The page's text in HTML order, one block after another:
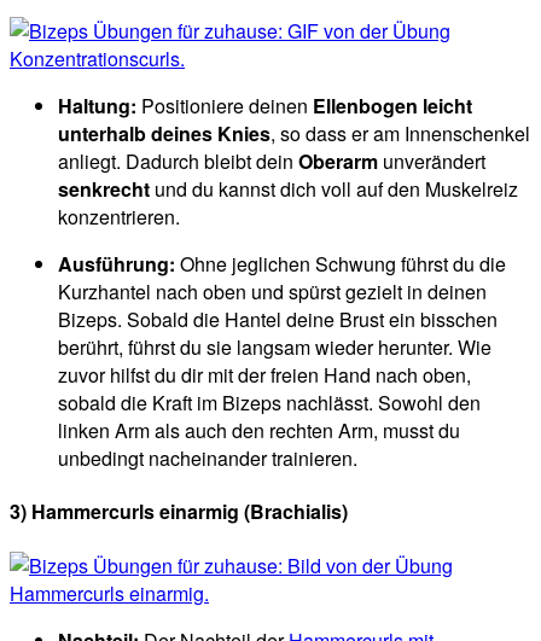
Haltung: Positioniere deinen Ellenbogen leicht
unterhalb deines Knies, so dass er am Innenschenkel
anliegt. Dadurch bleibt dein Oberarm unverändert
senkrecht und du kannst dich voll auf den Muskelreiz
konzentrieren.
Ausführung: Ohne jeglichen Schwung führst du die
Kurzhantel nach oben und spürst gezielt in deinen
Bizeps. Sobald die Hantel deine Brust ein bisschen
berührt, führst du sie langsam wieder herunter. Wie
zuvor hilfst du dir mit der freien Hand nach oben,
sobald die Kraft im Bizeps nachlässt. Sowohl den
linken Arm als auch den rechten Arm, musst du
unbedingt nacheinander trainieren.
3) Hammercurls einarmig (Brachialis)